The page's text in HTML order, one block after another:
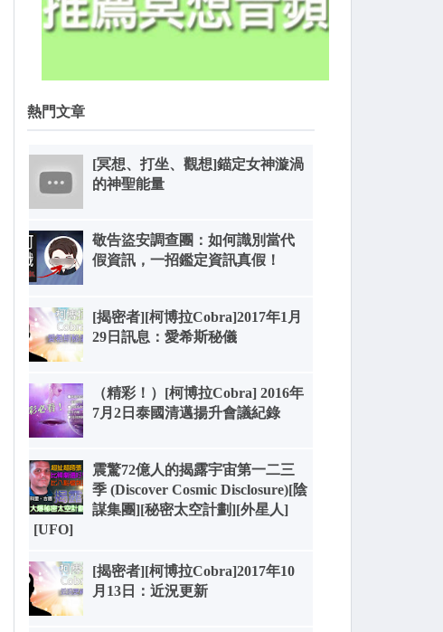
熱門文章
[冥想、打坐、觀想]錨定女神漩渦
的神聖能量
敬告盜安調查團：如何識別當代
假資訊，一招鑑定資訊真假！
[揭密者][柯博拉Cobra]2017年1月
29日訊息：愛希斯秘儀
（精彩！）[柯博拉Cobra] 2016年
7月2日泰國清邁揚升會議紀錄
震驚72億人的揭露宇宙第一二三
季 (Discover Cosmic Disclosure)[陰
謀集團][秘密太空計劃][外星人]
[UFO]
[揭密者][柯博拉Cobra]2017年10
月13日：近況更新